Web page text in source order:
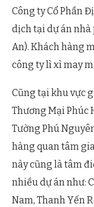
Công ty Cổ Phần
dịch tại dự án nhà
An). Khách hàng
công ty lì xì may
Cũng tại khu vực
Thương Mại Phúc
Tường Phú
hàng quan tâm
này cũng là tâm
nhiều dự án như:
Nam, Thanh Yến